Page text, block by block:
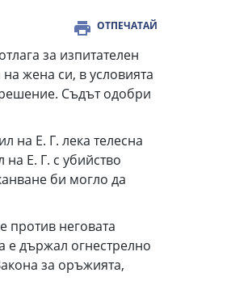
ОТПЕЧАТАЙ
за изпитателен
жена си, в условията
Съдът одобри
на Е. Г. лека телесна
Е. Г. с убийство
би могло да
против неговата
е държал огнестрелно
за оръжията,